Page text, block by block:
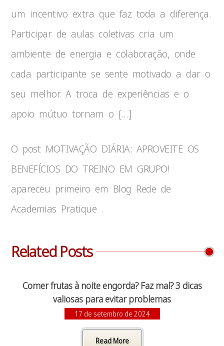
um incentivo extra que faz toda a diferença.
Participar de aulas coletivas cria um
ambiente de energia e colaboração, onde
cada participante se sente motivado a dar o
seu melhor. A troca de experiências e o
apoio mútuo tornam o […]
O post MOTIVAÇÃO DIÁRIA: APROVEITE OS
BENEFÍCIOS DO TREINO EM GRUPO!
apareceu primeiro em Blog Rede de
Academias Pratique .
Related Posts
Comer frutas à noite engorda? Faz mal? 3 dicas
valiosas para evitar problemas
17 de setembro de 2024
Read More